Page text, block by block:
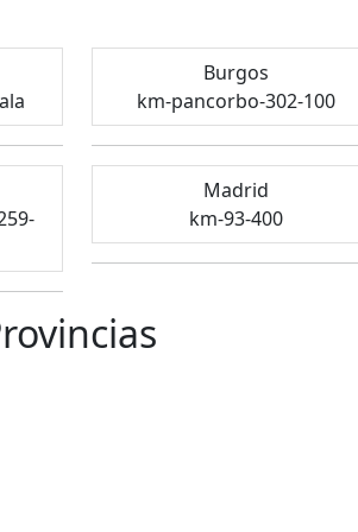
Burgos
km-pancorbo-302-100
Madrid
km-93-400